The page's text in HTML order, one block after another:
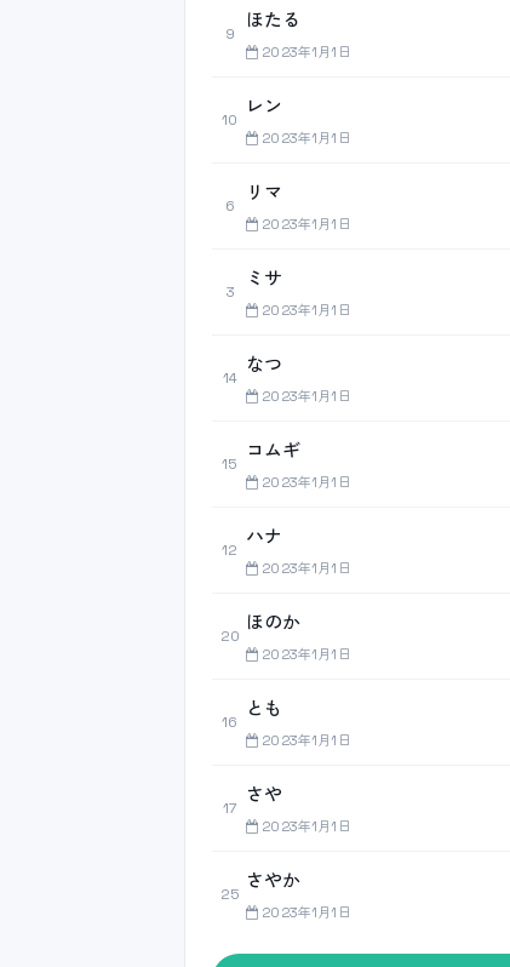
9
ほたる
2023年1月1日
10
レン
2023年1月1日
6
リマ
2023年1月1日
3
ミサ
2023年1月1日
14
なつ
2023年1月1日
15
コムギ
2023年1月1日
12
ハナ
2023年1月1日
20
ほのか
2023年1月1日
16
とも
2023年1月1日
17
さや
2023年1月1日
25
さやか
2023年1月1日